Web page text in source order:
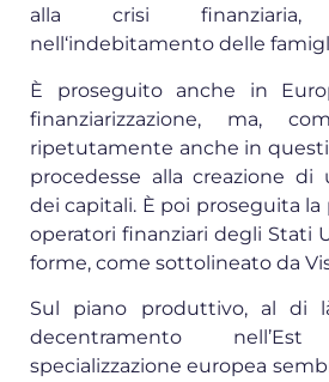
alla crisi finanziaria,
nell‘indebitamento delle
È proseguito anche in
finanziarizzazione, ma,
ripetutamente anche in questi
procedesse alla creazione
dei capitali. È poi proseguita
operatori finanziari degli Stati
forme, come sottolineato da
Sul piano produttivo, al di
decentramento
specializzazione europea